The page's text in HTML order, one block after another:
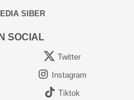
SIBER
SOCIAL
Twitter
Instagram
Tiktok